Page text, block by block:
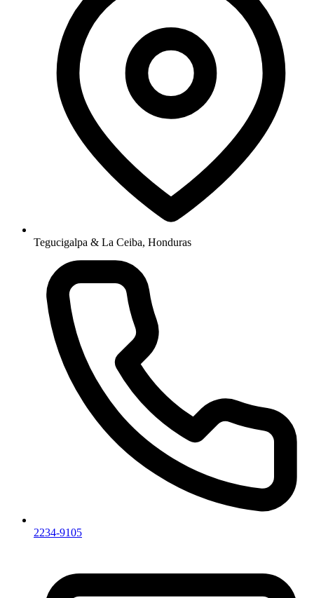
Tegucigalpa & La Ceiba, Honduras
2234-9105